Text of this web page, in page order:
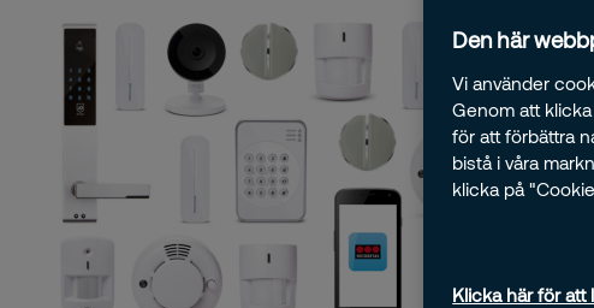
Den här
Vi använder
Genom att
för att förbättra
bistå i våra
klicka på
Klicka här för att